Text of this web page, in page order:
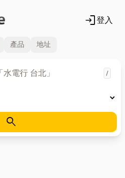
login登入
產品 地址
/
search